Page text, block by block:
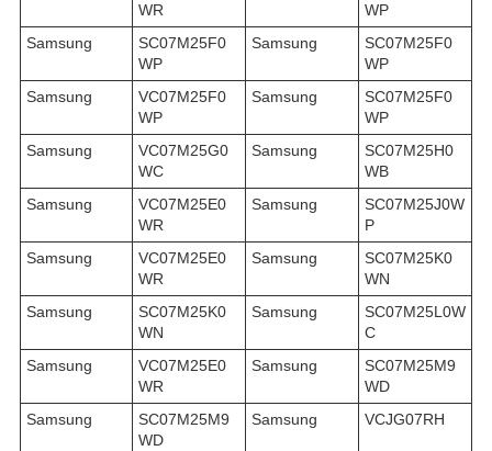
WR
WP
Samsung
SC07M25F0
WP
Samsung
SC07M25F0
WP
Samsung
VC07M25F0
WP
Samsung
SC07M25F0
WP
Samsung
VC07M25G0
WC
Samsung
SC07M25H0
WB
Samsung
VC07M25E0
WR
Samsung
SC07M25J0W
P
Samsung
VC07M25E0
WR
Samsung
SC07M25K0
WN
Samsung
SC07M25K0
WN
Samsung
SC07M25L0W
C
Samsung
VC07M25E0
WR
Samsung
SC07M25M9
WD
Samsung
SC07M25M9
WD
Samsung VCJG07RH